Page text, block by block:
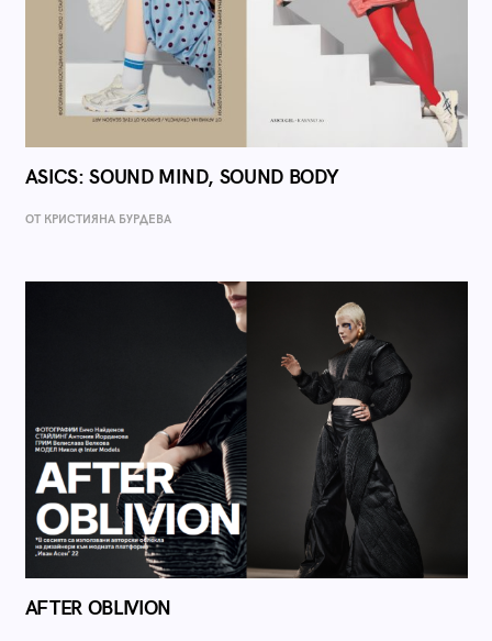
ASICS: SOUND MIND, SOUND BODY
ОТ КРИСТИЯНА БУРДЕВА
AFTER OBLIVION